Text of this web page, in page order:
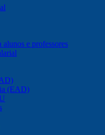
e professores
(EAD)